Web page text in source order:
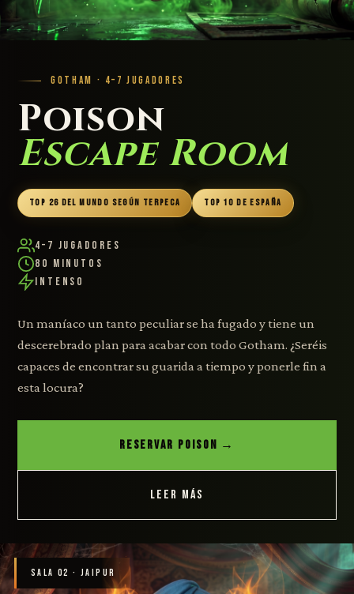
GOTHAM · 4–7 JUGADORES
Poison
Escape Room
TOP 26 DEL MUNDO SEGÚN TERPECA TOP 10 DE ESPAÑA
4–7 Jugadores
80 Minutos
Intenso
Un maníaco un tanto peculiar se ha fugado y tiene un
descerebrado plan para acabar con todo Gotham. ¿Seréis
capaces de encontrar su guarida a tiempo y ponerle fin a
esta locura?
RESERVAR POISON →
LEER MÁS
SALA 02 · JAIPUR